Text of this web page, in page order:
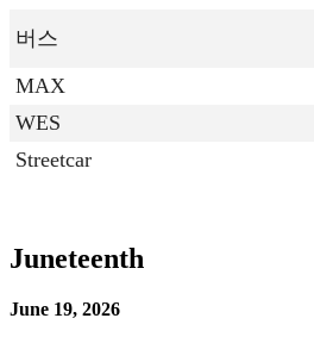
버스
MAX
WES
Streetcar
Juneteenth
June 19, 2026